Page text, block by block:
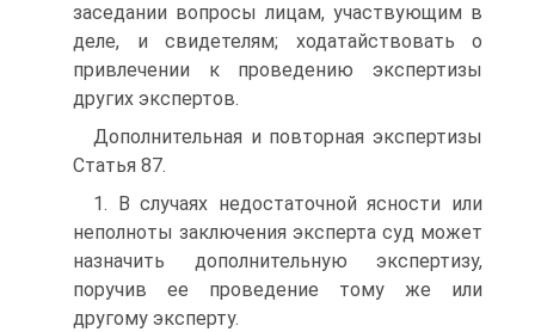
заседании вопросы лицам, участвующим в
деле, и свидетелям; ходатайствовать о
привлечении к проведению экспертизы
других экспертов.
Дополнительная и повторная экспертизы
Статья 87.
1. В случаях недостаточной ясности или
неполноты заключения эксперта суд может
назначить дополнительную экспертизу,
поручив ее проведение тому же или
другому эксперту.